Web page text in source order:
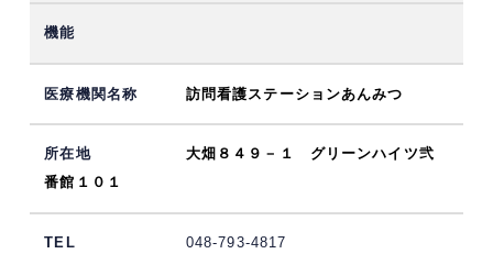
訪問看護ステーションあんみつ
大畑８４９－１ グリーンハイツ弐
番館１０１
048-793-4817